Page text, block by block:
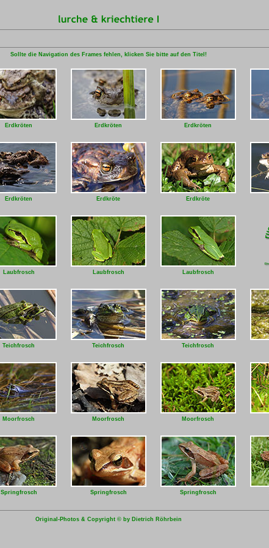
Sollte die Navigation des Frames fehlen, klicken Sie bitte auf den Titel!
Erdkröten Erdkröten Erdkröten
Erdkröten Erdkröte Erdkröte
Laubfrosch Laubfrosch Laubfrosch
Teichfrosch Teichfrosch Teichfrosch
Moorfrosch Moorfrosch Moorfrosch
Springfrosch Springfrosch Springfrosch
Original-Photos & Copyright © by Dietrich Röhrbein